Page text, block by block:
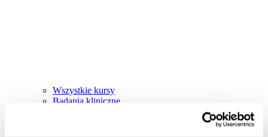
Wszystkie kursy
Badania kliniczne